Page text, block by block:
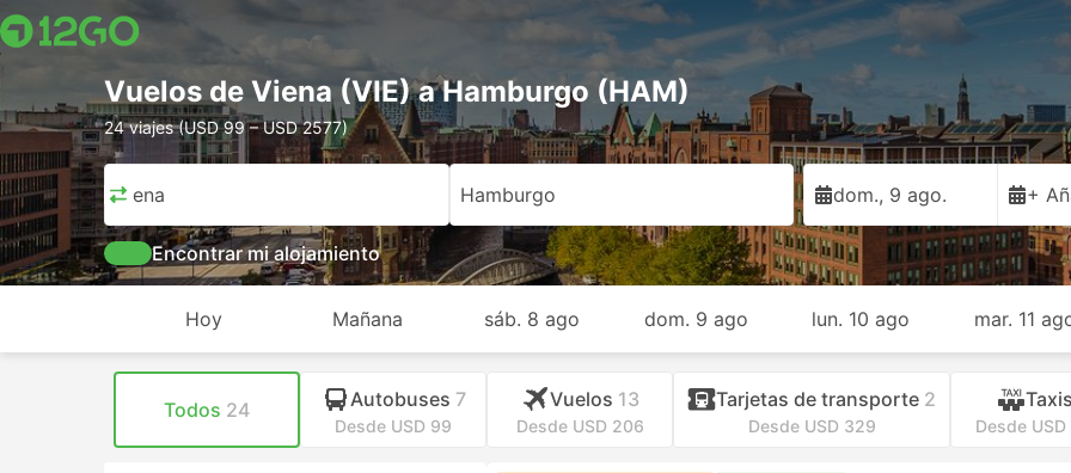
Vuelos de Viena (VIE) a Hamburgo (HAM)
24 viajes (USD 99 – USD 2577)
Viena Hamburgo dom., 9 ago. +
Encontrar mi alojamiento
Hoy Mañana sáb. 8 ago dom. 9 ago lun. 10 ago mar. 11
Todos 24 Autobuses 7
Desde USD 99
Vuelos 13
Desde USD 206
Tarjetas de transporte 2
Desde USD 329
Taxis
Desde